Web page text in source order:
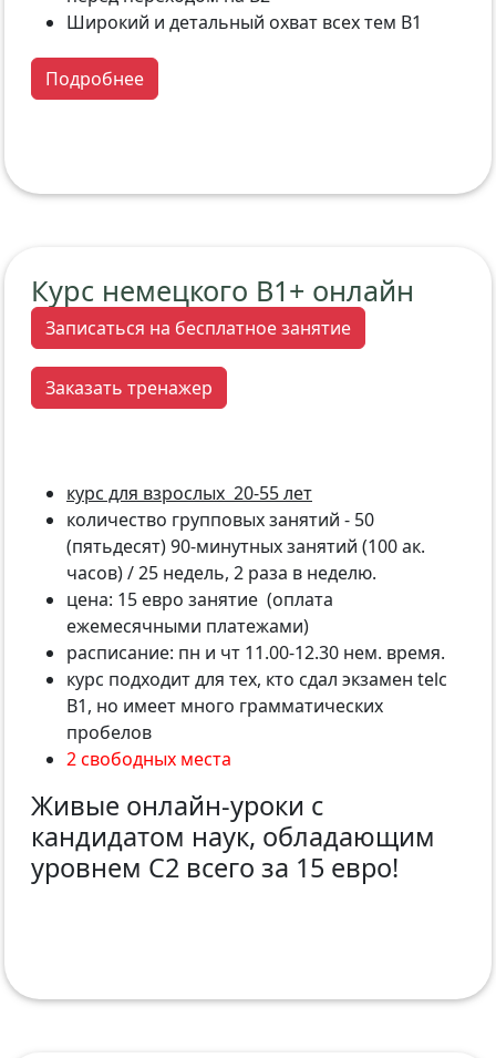
Широкий и детальный охват всех тем B1
Подробнее
Курс немецкого В1+ онлайн
Записаться на бесплатное занятие
Заказать тренажер
курс для взрослых 20-55 лет
количество групповых занятий - 50
(пятьдесят) 90-минутных занятий (100 ак.
часов) / 25 недель, 2 раза в неделю.
цена: 15 евро занятие (оплата
ежемесячными платежами)
расписание: пн и чт 11.00-12.30 нем. время.
курс подходит для тех, кто сдал экзамен telc
B1, но имеет много грамматических
пробелов
2 свободных места
Живые онлайн-уроки с
кандидатом наук, обладающим
уровнем С2 всего за 15 евро!